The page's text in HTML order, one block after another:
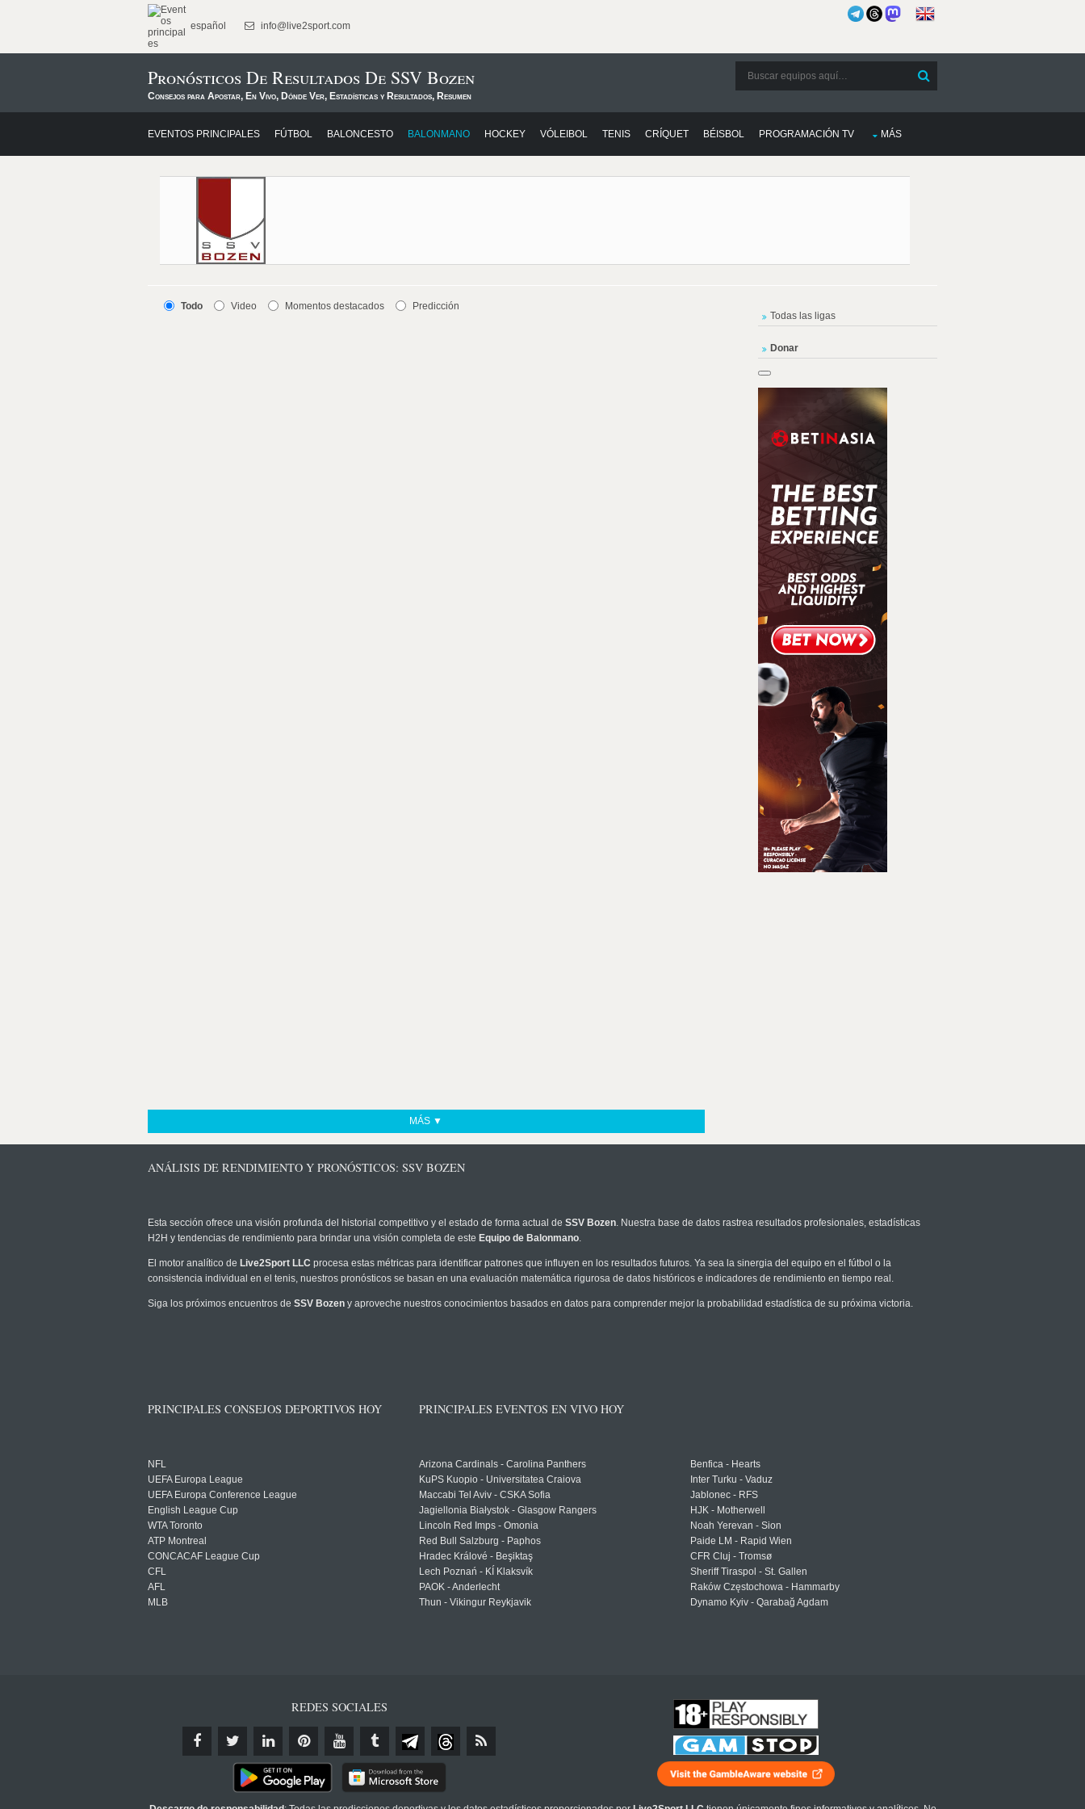
español info@live2sport.com
Pronósticos De Resultados De SSV Bozen
Consejos para Apostar, En Vivo, Dónde Ver, Estadísticas y Resultados, Resumen
EVENTOS PRINCIPALES FÚTBOL BALONCESTO BALONMANO HOCKEY VÓLEIBOL TENIS CRÍQUET BÉISBOL PROGRAMACIÓN TV MÁS
Todo Video Momentos destacados Predicción
MÁS ▼
Todas las ligas
Donar
ANÁLISIS DE RENDIMIENTO Y PRONÓSTICOS: SSV BOZEN
Esta sección ofrece una visión profunda del historial competitivo y el estado de forma actual de SSV Bozen. Nuestra base de datos rastrea resultados profesionales, estadísticas
H2H y tendencias de rendimiento para brindar una visión completa de este Equipo de Balonmano.
El motor analítico de Live2Sport LLC procesa estas métricas para identificar patrones que influyen en los resultados futuros. Ya sea la sinergia del equipo en el fútbol o la
consistencia individual en el tenis, nuestros pronósticos se basan en una evaluación matemática rigurosa de datos históricos e indicadores de rendimiento en tiempo real.
Siga los próximos encuentros de SSV Bozen y aproveche nuestros conocimientos basados en datos para comprender mejor la probabilidad estadística de su próxima victoria.
PRINCIPALES CONSEJOS DEPORTIVOS HOY
NFL
UEFA Europa League
UEFA Europa Conference League
English League Cup
WTA Toronto
ATP Montreal
CONCACAF League Cup
CFL
AFL
MLB
PRINCIPALES EVENTOS EN VIVO HOY
Arizona Cardinals - Carolina Panthers
KuPS Kuopio - Universitatea Craiova
Maccabi Tel Aviv - CSKA Sofia
Jagiellonia Białystok - Glasgow Rangers
Lincoln Red Imps - Omonia
Red Bull Salzburg - Paphos
Hradec Králové - Beşiktaş
Lech Poznań - KÍ Klaksvík
PAOK - Anderlecht
Thun - Vikingur Reykjavik
Benfica - Hearts
Inter Turku - Vaduz
Jablonec - RFS
HJK - Motherwell
Noah Yerevan - Sion
Paide LM - Rapid Wien
CFR Cluj - Tromsø
Sheriff Tiraspol - St. Gallen
Raków Częstochowa - Hammarby
Dynamo Kyiv - Qarabağ Agdam
REDES SOCIALES